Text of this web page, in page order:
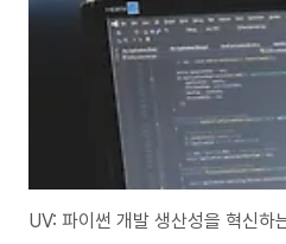
AI를 개발할 ..
UV: 파이썬 개발 생산성을 혁신하